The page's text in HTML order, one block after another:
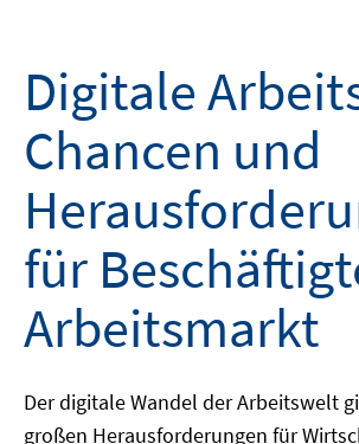
Digitale
Chancen und
für
Arbeitsmarkt
Der digitale Wandel der Arbeitswelt
großen Herausforderungen für